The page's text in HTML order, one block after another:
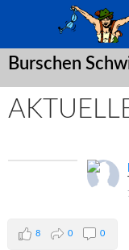
Burschen
ZUM
INHALT
8 0 0